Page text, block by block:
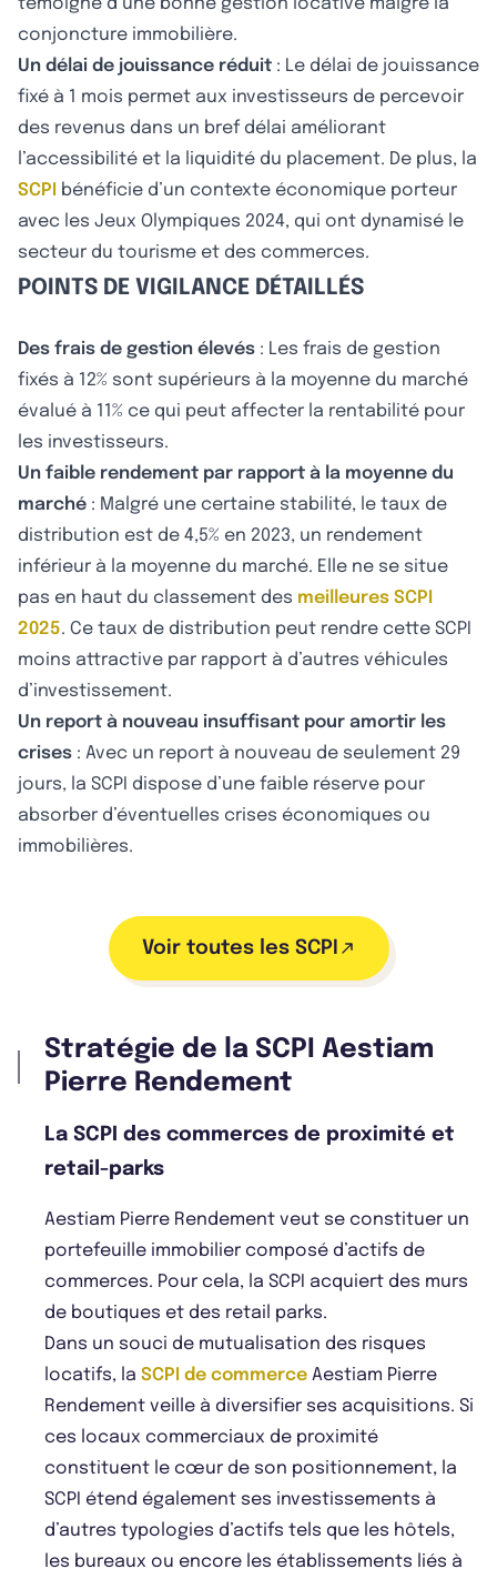
témoigne d’une bonne gestion locative malgré la
conjoncture immobilière.
Un délai de jouissance réduit : Le délai de jouissance
fixé à 1 mois permet aux investisseurs de percevoir
des revenus dans un bref délai améliorant
l’accessibilité et la liquidité du placement. De plus, la
SCPI bénéficie d’un contexte économique porteur
avec les Jeux Olympiques 2024, qui ont dynamisé le
secteur du tourisme et des commerces.
POINTS DE VIGILANCE DÉTAILLÉS
Des frais de gestion élevés : Les frais de gestion
fixés à 12% sont supérieurs à la moyenne du marché
évalué à 11% ce qui peut affecter la rentabilité pour
les investisseurs.
Un faible rendement par rapport à la moyenne du
marché : Malgré une certaine stabilité, le taux de
distribution est de 4,5% en 2023, un rendement
inférieur à la moyenne du marché. Elle ne se situe
pas en haut du classement des meilleures SCPI
2025. Ce taux de distribution peut rendre cette SCPI
moins attractive par rapport à d’autres véhicules
d’investissement.
Un report à nouveau insuffisant pour amortir les
crises : Avec un report à nouveau de seulement 29
jours, la SCPI dispose d’une faible réserve pour
absorber d’éventuelles crises économiques ou
immobilières.
Voir toutes les SCPI
Stratégie de la SCPI Aestiam
Pierre Rendement
La SCPI des commerces de proximité et
retail-parks
Aestiam Pierre Rendement veut se constituer un
portefeuille immobilier composé d’actifs de
commerces. Pour cela, la SCPI acquiert des murs
de boutiques et des retail parks.
Dans un souci de mutualisation des risques
locatifs, la SCPI de commerce Aestiam Pierre
Rendement veille à diversifier ses acquisitions. Si
ces locaux commerciaux de proximité
constituent le cœur de son positionnement, la
SCPI étend également ses investissements à
d’autres typologies d’actifs tels que les hôtels,
les bureaux ou encore les établissements liés à